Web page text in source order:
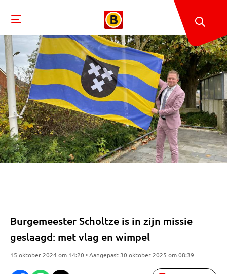
Burgemeester Scholtze is in zijn missie
geslaagd: met vlag en wimpel
15 oktober 2024 om 14:20 • Aangepast 30 oktober 2025 om 08:39